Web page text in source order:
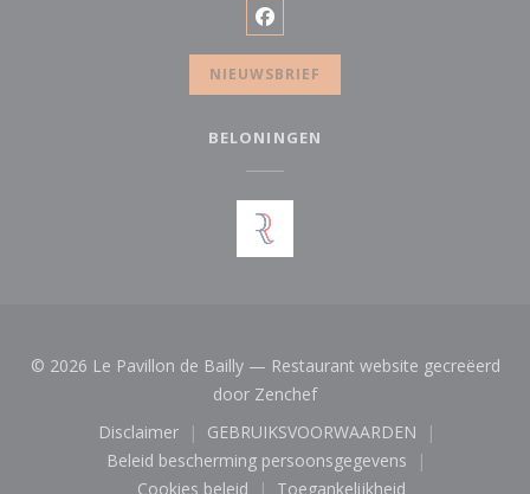
Facebook ((opent in een
NIEUWSBRIEF
BELONINGEN
© 2026 Le Pavillon de Bailly — Restaurant website gecreëerd
door Zenchef((opent in een nieuw
Disclaimer
((opent in een nieuw venster))
GEBRUIKSVOORWAARDEN
((opent in een nieuw
Beleid bescherming persoonsgegevens
((opent in een nieuw venster))
Cookies beleid Toegankelijkheid